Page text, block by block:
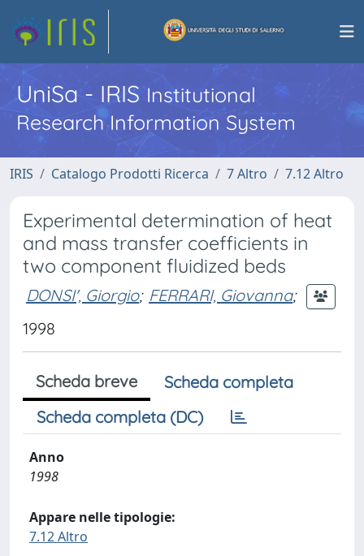
UniSa - IRISInstitutional
Research Information System
IRIS Catalogo Prodotti Ricerca 7 Altro 7.12 Altro
Experimental determination of heat
and mass transfer coefficients in
two component fluidized beds
DONSI', Giorgio; FERRARI, Giovanna;
1998
Scheda breve
Scheda completa
Scheda completa (DC)
Anno
1998
Appare nelle tipologie:
7.12 Altro